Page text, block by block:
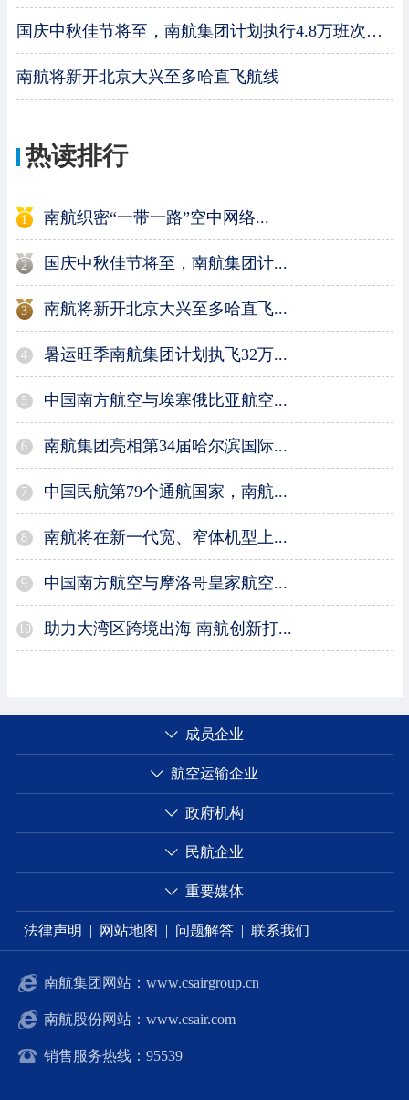
2025/09/30 14:30:26
国庆中秋佳节将至，南航集团计划执行4.8万班次保障旅客出行
南航将新开北京大兴至多哈直飞航线
热读排行
1 南航织密“一带一路”空中网络...
2 国庆中秋佳节将至，南航集团计...
3 南航将新开北京大兴至多哈直飞...
4 暑运旺季南航集团计划执飞32万...
5 中国南方航空与埃塞俄比亚航空...
6 南航集团亮相第34届哈尔滨国际...
7 中国民航第79个通航国家，南航...
8 南航将在新一代宽、窄体机型上...
9 中国南方航空与摩洛哥皇家航空...
10 助力大湾区跨境出海 南航创新打...
成员企业
航空运输企业
政府机构
民航企业
重要媒体
法律声明 | 网站地图 | 问题解答 | 联系我们
南航集团网站：www.csairgroup.cn
南航股份网站：www.csair.com
销售服务热线：95539